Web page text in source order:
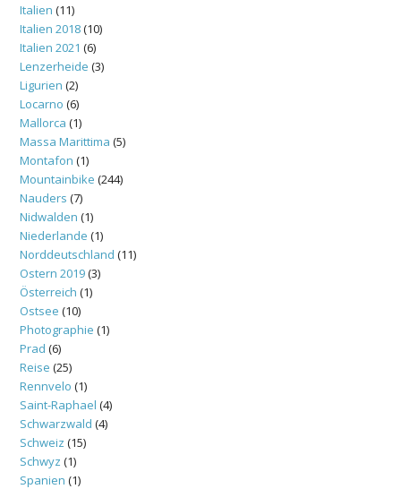
Italien (11)
Italien 2018(10)
Italien 2021 (6)
Lenzerheide (3)
Ligurien (2)
Locarno (6)
Mallorca (1)
Massa Marittima (5)
Montafon (1)
Mountainbike (244)
Nauders (7)
Nidwalden (1)
Niederlande (1)
Norddeutschland (11)
Ostern 2019(3)
Österreich (1)
Ostsee (10)
Photographie (1)
Prad (6)
Reise (25)
Rennvelo (1)
Saint-Raphael (4)
Schwarzwald (4)
Schweiz (15)
Schwyz (1)
Spanien (1)